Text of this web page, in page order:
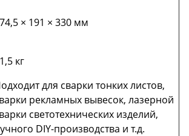
× 191 × 330 мм
кг
для сварки тонких листов,
рекламных вывесок, лазерной
светотехнических изделий,
DIY-производства и т.д.